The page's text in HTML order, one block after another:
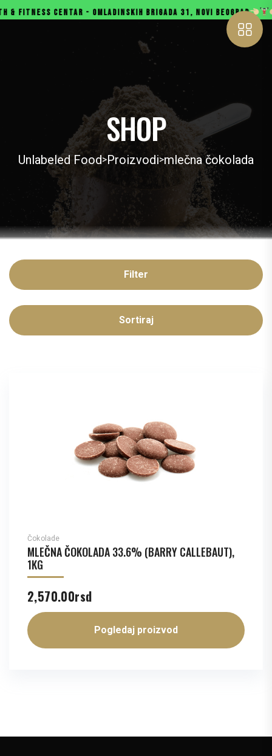
CENTAR - OMLADINSKIH BRIGADA 31, NOVI BEOGRAD
SHOP
Unlabeled Food>Proizvodi>mlečna čokolada
Filter
Sortiraj
Čokolade
MLEČNA ČOKOLADA 33.6% (BARRY CALLEBAUT),
1KG
2,570.00rsd
Pogledaj proizvod